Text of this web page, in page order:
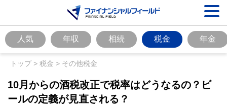
人気 年収 相続 税金 年金
トップ> 税金 > その他税金
10月からの酒税改正で税率はどうなるの？ビ
ールの定義が見直される？